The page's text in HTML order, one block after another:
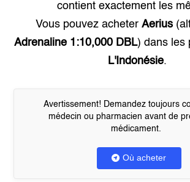
contient exactement les
Vous pouvez acheter Aerius
Adrenaline 1:10,000 DBL) dans les
L'Indonésie.
Avertissement! Demandez toujours
médecin ou pharmacien avant de
médicament.
Où acheter